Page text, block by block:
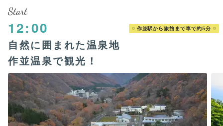
Start
12:00 作並駅から旅館まで車で約5分
自然に囲まれた温泉地
作並温泉で観光！